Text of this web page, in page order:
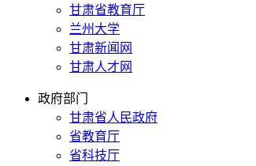
甘肃省教育厅
兰州大学
甘肃新闻网
甘肃人才网
政府部门
甘肃省人民政府
省教育厅
省科技厅